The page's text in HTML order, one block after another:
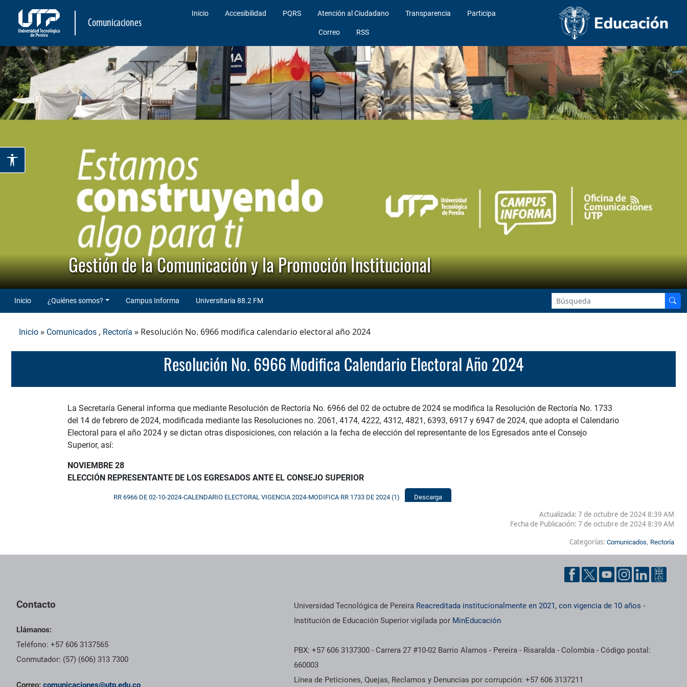
Comunicaciones
Inicio Accesibilidad PQRS Atención al Ciudadano Transparencia Participa
Correo RSS
Gestión de la Comunicación y la Promoción Institucional
Inicio ¿Quiénes somos? Campus Informa Universitaria 88.2 FM
Inicio » Comunicados , Rectoría » Resolución No. 6966 modifica calendario electoral año 2024
Resolución No. 6966 Modifica Calendario Electoral Año 2024
La Secretaría General informa que mediante Resolución de Rectoría No. 6966 del 02 de octubre de 2024 se modifica la Resolución de Rectoría No. 1733
del 14 de febrero de 2024, modificada mediante las Resoluciones no. 2061, 4174, 4222, 4312, 4821, 6393, 6917 y 6947 de 2024, que adopta el Calendario
Electoral para el año 2024 y se dictan otras disposiciones, con relación a la fecha de elección del representante de los Egresados ante el Consejo
Superior, así:
NOVIEMBRE 28
ELECCIÓN REPRESENTANTE DE LOS EGRESADOS ANTE EL CONSEJO SUPERIOR
RR 6966 DE 02-10-2024-CALENDARIO ELECTORAL VIGENCIA 2024-MODIFICA RR 1733 DE 2024 (1) Descarga
Actualizada: 7 de octubre de 2024 8:39 AM
Fecha de Publicación: 7 de octubre de 2024 8:39 AM
Categorías: Comunicados, Rectoría
Contacto
Llámanos:
Teléfono: +57 606 3137565
Conmutador: (57) (606) 313 7300
Correo: comunicaciones@utp.edu.co
Universidad Tecnológica de Pereira Reacreditada institucionalmente en 2021, con vigencia de 10 años -
Institución de Educación Superior vigilada por MinEducación
PBX: +57 606 3137300 - Carrera 27 #10-02 Barrio Alamos - Pereira - Risaralda - Colombia - Código postal:
660003
Línea de Peticiones, Quejas, Reclamos y Denuncias por corrupción: +57 606 3137211